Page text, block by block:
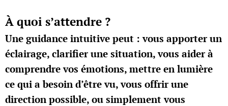
À quoi s’attendre ?
Une guidance intuitive peut :vous apporter un
éclairage, clarifier une situation,vous aider à
comprendre vos émotions, mettre en lumière
ce qui a besoin d’être vu,vous offrir une
direction possible, ou simplement vous